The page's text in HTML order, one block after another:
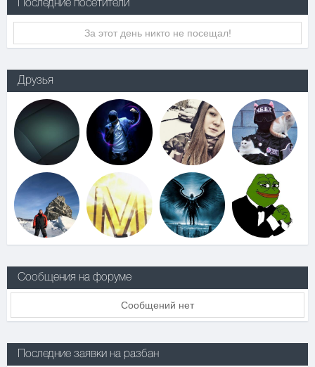
Последние посетители
За этот день никто не посещал!
Друзья
Сообщения на форуме
Сообщений нет
Последние заявки на разбан